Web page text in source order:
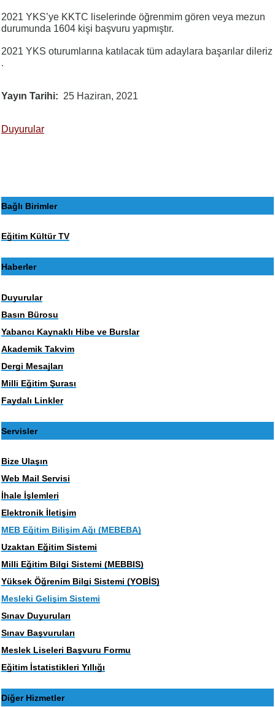
2021 YKS’ye KKTC liselerinde öğrenmim gören veya mezun
durumunda 1604 kişi başvuru yapmıştır.
2021 YKS oturumlarına katılacak tüm adaylara başarılar dileriz
.
Yayın Tarihi 25 Haziran, 2021
Duyurular
Bağlı Birimler
Eğitim Kültür TV
Haberler
Duyurular
Basın Bürosu
Yabancı Kaynaklı Hibe ve Burslar
Akademik Takvim
Dergi Mesajları
Milli Eğitim Şurası
Faydalı Linkler
Servisler
Bize Ulaşın
Web Mail Servisi
İhale İşlemleri
Elektronik İletişim
MEB Eğitim Bilişim Ağı (MEBEBA)
Uzaktan Eğitim Sistemi
Milli Eğitim Bilgi Sistemi (MEBBIS)
Yüksek Öğrenim Bilgi Sistemi (YOBİS)
Mesleki Gelişim Sistemi
Sınav Duyuruları
Sınav Başvuruları
Meslek Liseleri Başvuru Formu
Eğitim İstatistikleri Yıllığı
Diğer Hizmetler